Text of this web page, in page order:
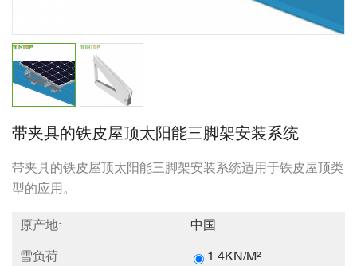
带夹具的铁皮屋顶太阳能三脚架安装系统
带夹具的铁皮屋顶太阳能三脚架安装系统适用于铁皮屋顶类
型的应用。
原产地: 中国
雪负荷 1.4KN/m²